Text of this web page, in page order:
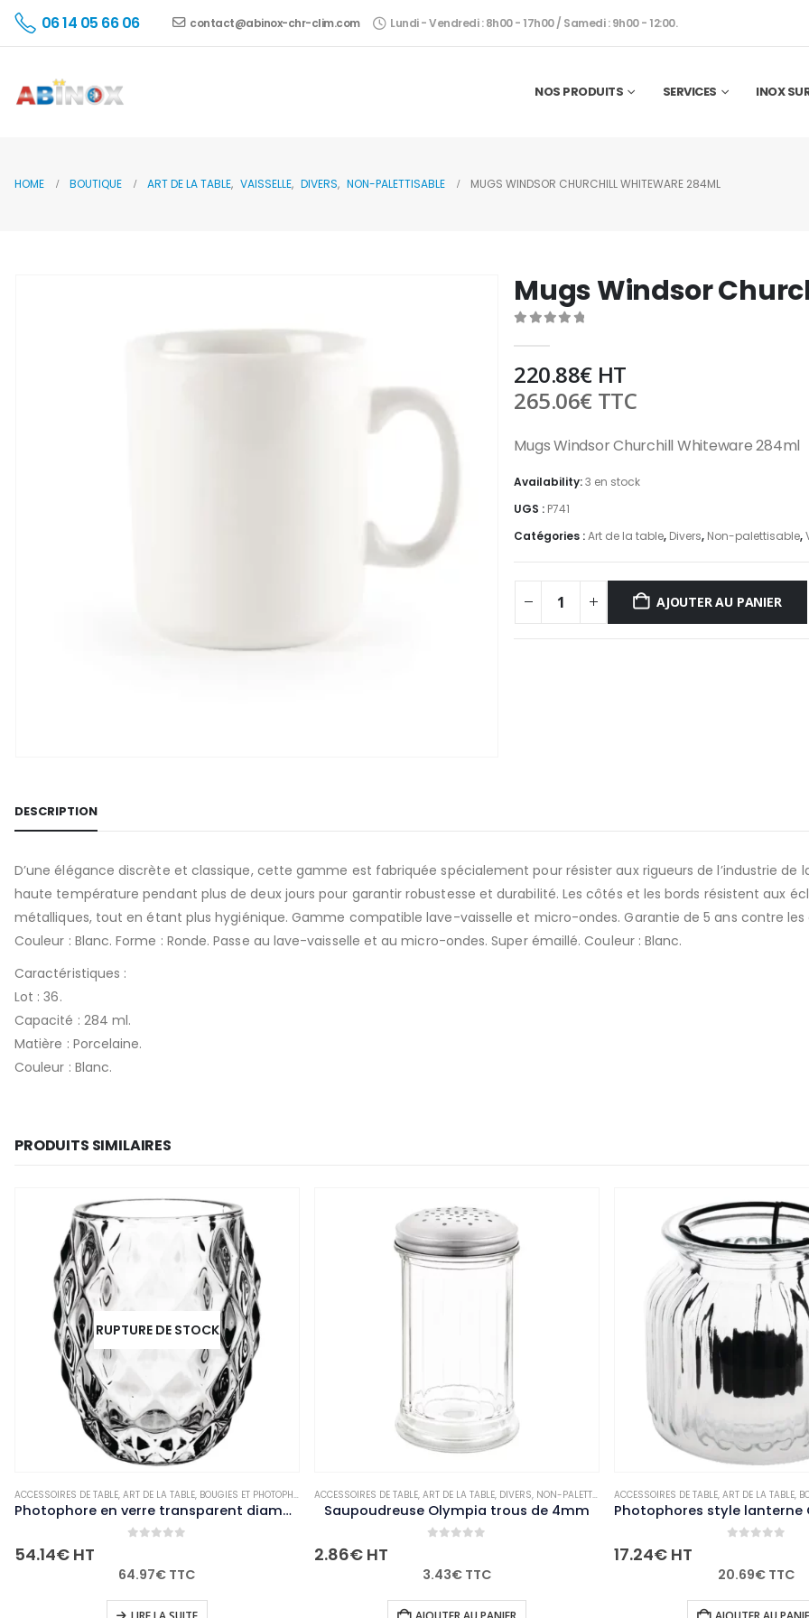
06 14 05 66 06 contact@abinox-chr-clim.com Lundi - Vendredi : 8h00 - 17h00 / Samedi : 9h00 - 12:00.
NOS PRODUITS SERVICES INOX
HOME BOUTIQUE ART DE LA TABLE, VAISSELLE, DIVERS, NON-PALETTISABLE MUGS WINDSOR CHURCHILL WHITEWARE 284ML
Mugs Windsor
220.88€HT
265.06€TTC
Mugs Windsor Churchill Whiteware 284ml
Availability:3 en stock
UGS : P741
Catégories :Art de la table, Divers, Non-palettisable,
AJOUTER AU PANIER
DESCRIPTION
D’une élégance discrète et classique, cette gamme est fabriquée spécialement pour résister aux rigueurs de l’industrie
haute température pendant plus de deux jours pour garantir robustesse et durabilité. Les côtés et les bords résistent aux
métalliques, tout en étant plus hygiénique. Gamme compatible lave-vaisselle et micro-ondes. Garantie de 5 ans contre les
Couleur : Blanc. Forme : Ronde. Passe au lave-vaisselle et au micro-ondes. Super émaillé. Couleur : Blanc.
Caractéristiques :
Lot : 36.
Capacité : 284 ml.
Matière : Porcelaine.
Couleur : Blanc.
PRODUITS SIMILAIRES
,NON-PALETTISABLE
RUPTURE DE STOCK
ACCESSOIRES DE TABLE, ART DE LA TABLE, BOUGIES ET PHOTOPHORES ,NON-PALETTISABLE
Photophore en verre transparent diamant Olympia 75mm (Lot de 6)
54.14€ HT
64.97€ TTC
ACCESSOIRES DE TABLE, ART DE LA TABLE, DIVERS, NON-PALETTISABLE
Saupoudreuse Olympia trous de 4mm
2.86€ HT
3.43€TTC
ACCESSOIRES DE TABLE, ART DE LA TABLE,
17.24€ HT
20.69€ TTC